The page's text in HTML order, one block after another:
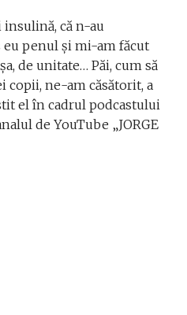
că n-au
eu penul și mi-am făcut
de unitate… Păi, cum să
copii, ne-am căsătorit, a
el în cadrul podcastului
de YouTube „JORGE